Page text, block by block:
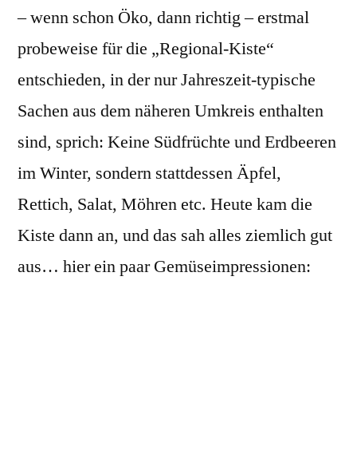
– wenn schon Öko, dann richtig – erstmal
probeweise für die „Regional-Kiste“
entschieden, in der nur Jahreszeit-typische
Sachen aus dem näheren Umkreis enthalten
sind, sprich: Keine Südfrüchte und Erdbeeren
im Winter, sondern stattdessen Äpfel,
Rettich, Salat, Möhren etc. Heute kam die
Kiste dann an, und das sah alles ziemlich gut
aus… hier ein paar Gemüseimpressionen: